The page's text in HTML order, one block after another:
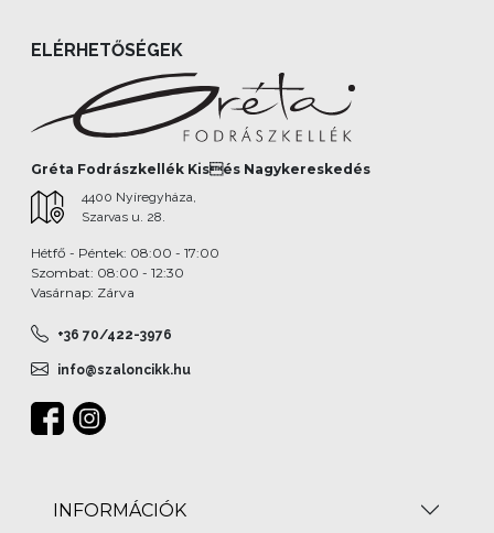
ELÉRHETŐSÉGEK
Gréta Fodrászkellék Kisés Nagykereskedés
4400 Nyíregyháza,
Szarvas u. 28.
Hétfő - Péntek: 08:00 - 17:00
Szombat: 08:00 - 12:30
Vasárnap: Zárva
+36 70/422-3976
info@szaloncikk.hu
INFORMÁCIÓK